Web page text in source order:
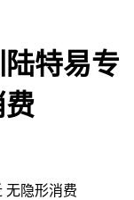
特易专
费​
无隐形消费​